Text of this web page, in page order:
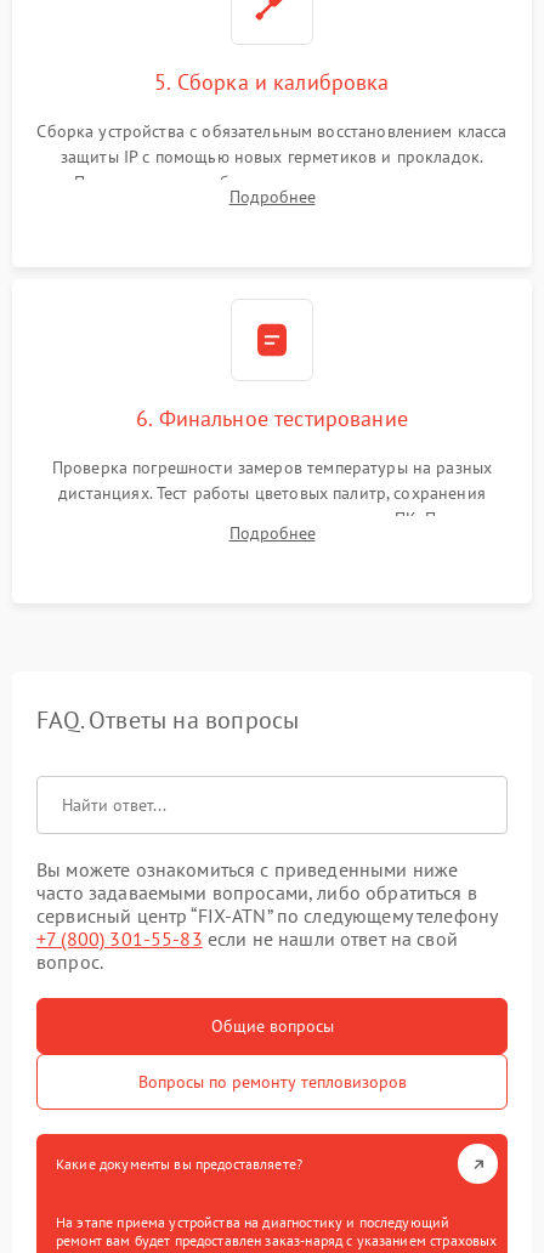
5. Сборка и калибровка
Сборка устройства с обязательным восстановлением класса
защиты IP с помощью новых герметиков и прокладок.
Программная калибровка матрицы по эталонному
абсолютно черному телу для точного измерения температур.
Подробнее
6. Финальное тестирование
Проверка погрешности замеров температуры на разных
дистанциях. Тест работы цветовых палитр, сохранения
термограмм в память и передачи данных на ПК. Проверка
автономности работы и итоговый контроль качества.
Подробнее
FAQ. Ответы на вопросы
Вы можете ознакомиться с приведенными ниже
часто задаваемыми вопросами, либо обратиться в
сервисный центр “FIX-ATN” по следующему телефону
+7 (800) 301-55-83 если не нашли ответ на свой
вопрос.
Общие вопросы
Вопросы по ремонту тепловизоров
Какие документы вы предоставляете?
На этапе приема устройства на диагностику и последующий
ремонт вам будет предоставлен заказ-наряд с указанием страховых